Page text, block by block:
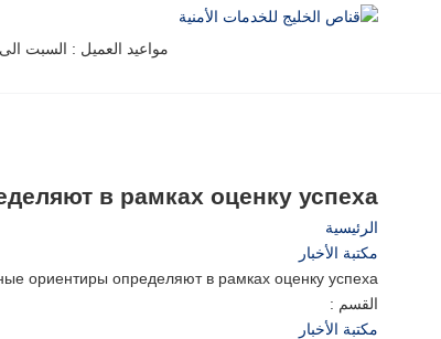
مواعيد العميل : السبت الى الخميس من
в рамках оценку успеха
الرئيسية
مكتبة الأخبار
ориентиры определяют в рамках оценку успеха
القسم :
مكتبة الأخبار